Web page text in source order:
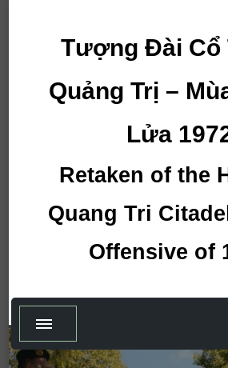
Tượng Đài Cổ
Quảng Trị –
Lửa
Retaken of the
Quang Tri
Offensive of